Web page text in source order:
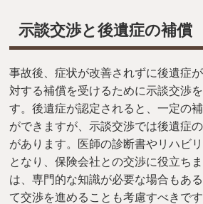
示談交渉と後遺症の補償
事故後、症状が改善されずに後遺症
対する補償を受けるために示談交渉
す。後遺症が認定されると、一定の
ができますが、示談交渉では後遺症
があります。医師の診断書やリハビ
となり、保険会社との交渉に役立ち
は、専門的な知識が必要な場合もあ
て交渉を進めることも考慮すべきです